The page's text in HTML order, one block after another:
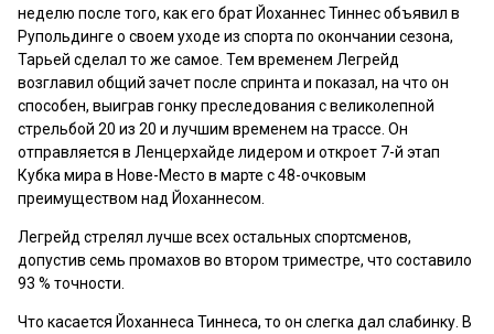
неделю после того, как его брат Йоханнес Тиннес объявил в
Рупольдинге о своем уходе из спорта по окончании сезона,
Тарьей сделал то же самое. Тем временем Легрейд
возглавил общий зачет после спринта и показал, на что он
способен, выиграв гонку преследования с великолепной
стрельбой 20 из 20 и лучшим временем на трассе. Он
отправляется в Ленцерхайде лидером и откроет 7-й этап
Кубка мира в Нове-Место в марте с 48-очковым
преимуществом над Йоханнесом.
Легрейд стрелял лучше всех остальных спортсменов,
допустив семь промахов во втором триместре, что составило
93 % точности.
Что касается Йоханнеса Тиннеса, то он слегка дал слабинку. В